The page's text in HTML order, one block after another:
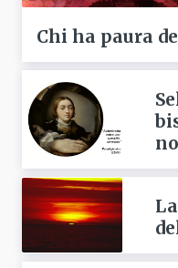
Chi ha paura